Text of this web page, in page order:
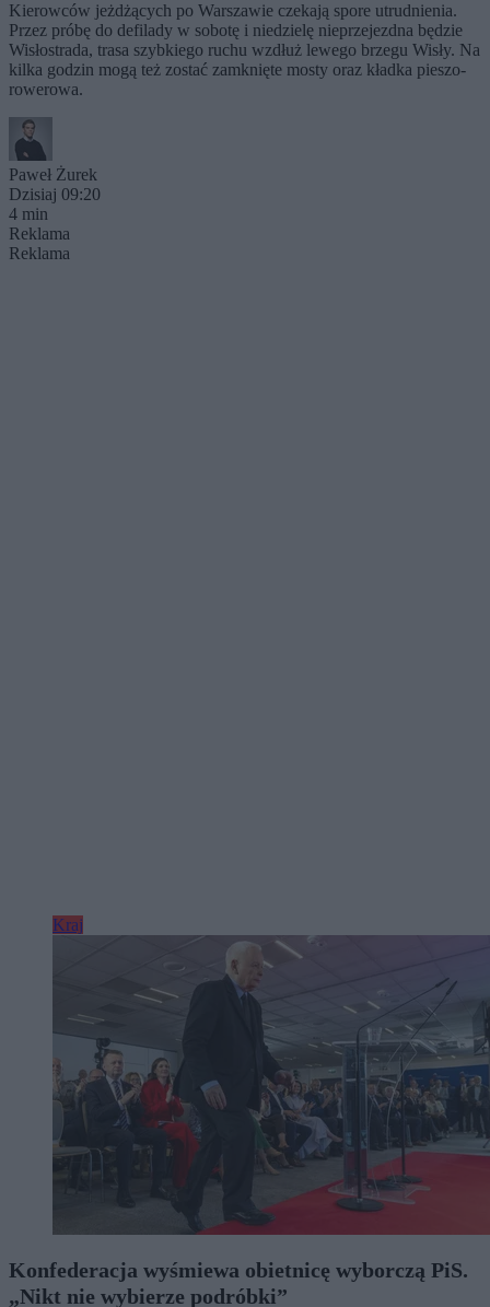
Kierowców jeżdżących po Warszawie czekają spore utrudnienia.
Przez próbę do defilady w sobotę i niedzielę nieprzejezdna będzie
Wisłostrada, trasa szybkiego ruchu wzdłuż lewego brzegu Wisły. Na
kilka godzin mogą też zostać zamknięte mosty oraz kładka pieszo-
rowerowa.
Paweł Żurek
Dzisiaj 09:20
4 min
Reklama
Reklama
Kraj
Konfederacja wyśmiewa obietnicę wyborczą PiS.
„Nikt nie wybierze podróbki”